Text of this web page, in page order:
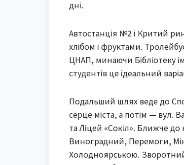
дні.
Автостанція №2 і Критий
хлібом і фруктами.
ЦНАП, минаючи Бібліотеку
студентів це ідеальний
Подальший шлях веде до
серце міста, а потім — вул.
та Ліцей «Сокіл». Ближче
Виноградний, Перемоги,
Холодноярською.